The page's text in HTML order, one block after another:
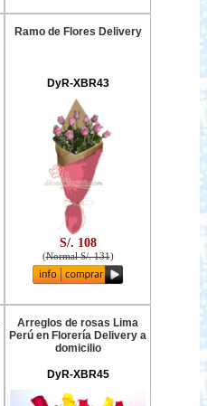
Ramo de Flores Delivery
DyR-XBR43
S/. 108
(Normal S/. 131)
Arreglos de rosas Lima
Perú en Florería Delivery a
domicilio
DyR-XBR45